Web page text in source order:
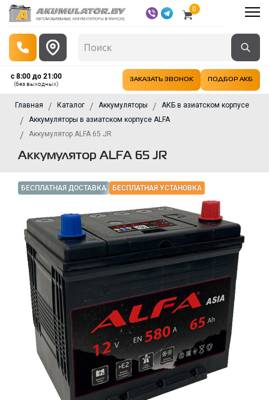
0
с 8:00 до 21:00
(без выходных)
ЗАКАЗАТЬ ЗВОНОК ПОДБОР АКБ
Главная Каталог Аккумуляторы
АКБ в азиатском корпусе
Аккумуляторы в азиатском корпусе ALFA
Аккумулятор ALFA 65 JR
Аккумулятор ALFA 65 JR
БЕСПЛАТНАЯ ДОСТАВКА БЕСПЛАТНАЯ УСТАНОВКА